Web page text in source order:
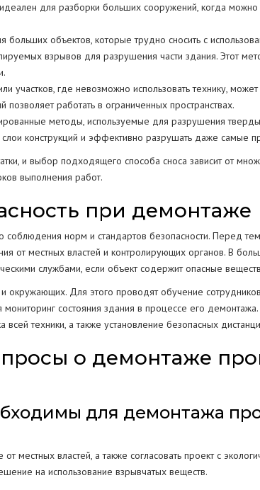
для разборки больших сооружений, когда
объектов, которые трудно сносить с
взрывов для разрушения части здания. Этот
участков, где невозможно использовать технику,
работать в ограниченных пространствах.
методы, используемые для разрушения
слои конструкций и эффективно разрушать даже самые
и выбор подходящего способа сноса зависит от
выполнения работ.
при демонтаже
норм и стандартов безопасности. Перед тем
местных властей и контролирующих органов. В
службами, если объект содержит опасные
окружающих. Для этого проводят обучение
мониторинг состояния здания в процессе его
техники, а также установление безопасных
о демонтаже
для демонтажа
властей, а также согласовать проект с
на использование взрывчатых веществ.